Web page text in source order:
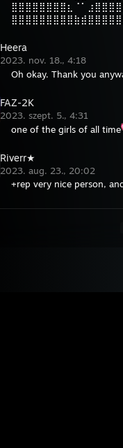
Heera
2023. nov. 18., 4:18
Oh okay. Thank you
FAZ-2K
2023. szept. 5., 4:31
one of the girls of all time
Riverr★
2023. aug. 23., 20:02
+rep very nice person,